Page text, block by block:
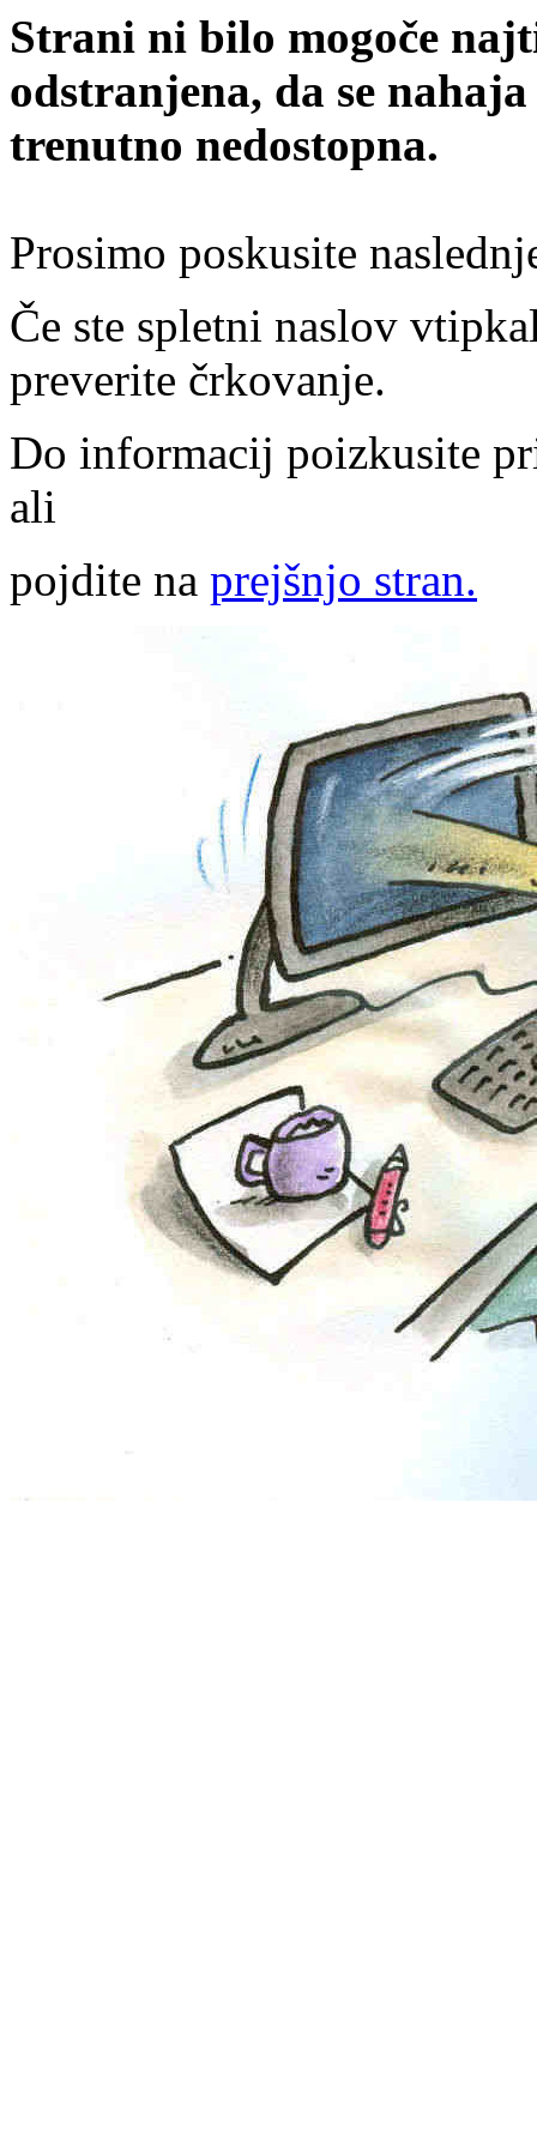
Strani ni bilo mogoče
odstranjena, da se
trenutno nedostopna.
Prosimo poskusite
Če ste spletni naslov
preverite črkovanje.
Do informacij poizkusite
ali
pojdite na prejšnjo stran.